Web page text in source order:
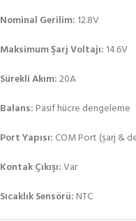
Nominal Gerilim: 12.8V
Maksimum Şarj Voltajı: 14.6V
Sürekli Akım:20A
Balans: Pasif hücre dengeleme
Port Yapısı: COM Port (şarj &
Kontak Çıkışı:Var
Sıcaklık Sensörü: NTC